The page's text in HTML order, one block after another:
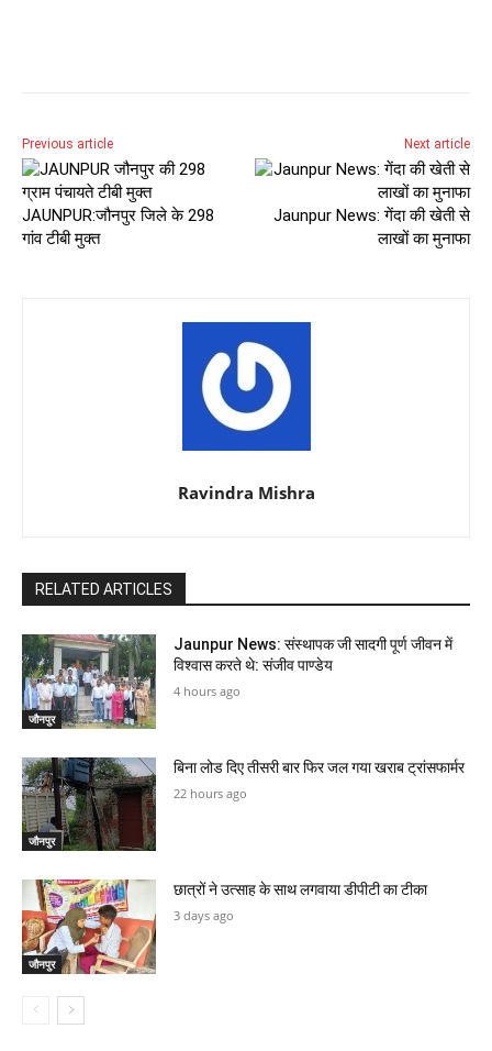
Previous article
JAUNPUR:जौनपुर जिले के 298
गांव टीबी मुक्त
Next article
Jaunpur News: गेंदा की खेती से
लाखों का मुनाफा
Ravindra Mishra
RELATED ARTICLES
जौनपुर
Jaunpur News: संस्थापक जी सादगी पूर्ण जीवन में
विश्वास करते थे: संजीव पाण्डेय
4 hours ago
जौनपुर
बिना लोड दिए तीसरी बार फिर जल गया खराब ट्रांसफार्मर
22 hours ago
जौनपुर
छात्रों ने उत्साह के साथ लगवाया डीपीटी का टीका
3 days ago